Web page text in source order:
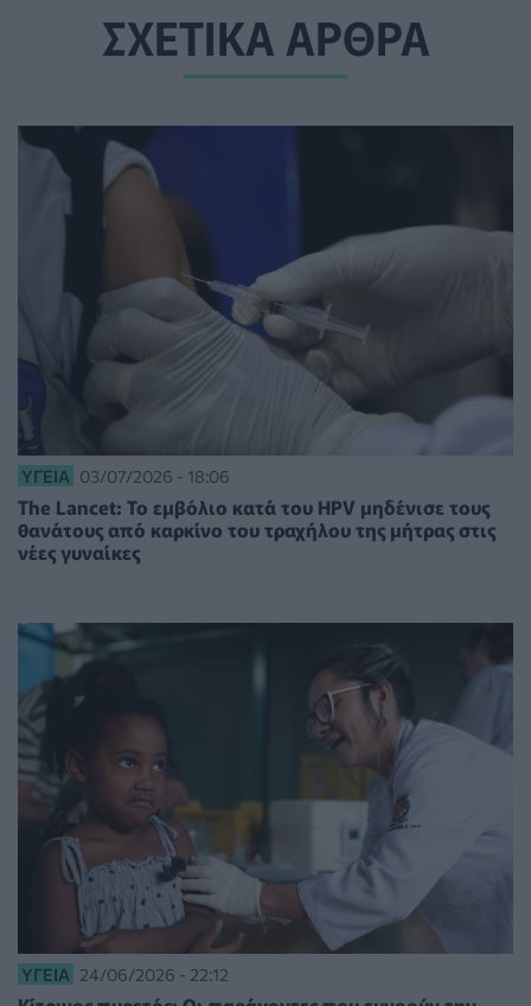
ΣΧΕΤΙΚΑ ΑΡΘΡΑ
ΥΓΕΊΑ 03/07/2026 - 18:06
The Lancet: Το εμβόλιο κατά του HPV μηδένισε τους
θανάτους από καρκίνο του τραχήλου της μήτρας στις
νέες γυναίκες
ΥΓΕΊΑ 24/06/2026 - 22:12